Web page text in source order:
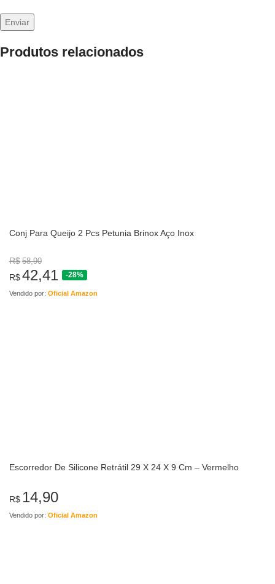
Produtos relacionados
Conj Para Queijo 2 Pcs Petunia Brinox Aço Inox
R$ 58,90
R$42,41 -28%
Vendido por: Oficial Amazon
Escorredor De Silicone Retrátil 29 X 24 X 9 Cm – Vermelho
R$ 14,90
Vendido por: Oficial Amazon